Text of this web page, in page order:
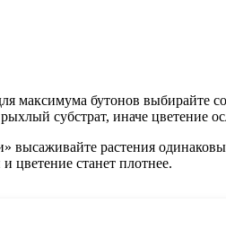
максимума бутонов выбирайте
субстрат, иначе цветение
высаживайте растения
цветение станет плотнее.